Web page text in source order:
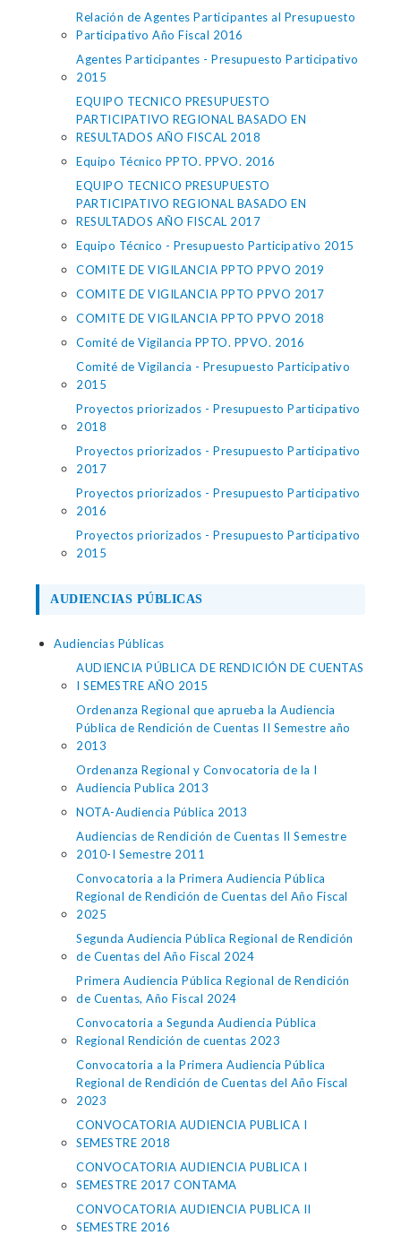
Relación de Agentes Participantes al Presupuesto
Participativo Año Fiscal 2016
Agentes Participantes - Presupuesto Participativo
2015
EQUIPO TECNICO PRESUPUESTO
PARTICIPATIVO REGIONAL BASADO EN
RESULTADOS AÑO FISCAL 2018
Equipo Técnico PPTO. PPVO. 2016
EQUIPO TECNICO PRESUPUESTO
PARTICIPATIVO REGIONAL BASADO EN
RESULTADOS AÑO FISCAL 2017
Equipo Técnico - Presupuesto Participativo 2015
COMITE DE VIGILANCIA PPTO PPVO 2019
COMITE DE VIGILANCIA PPTO PPVO 2017
COMITE DE VIGILANCIA PPTO PPVO 2018
Comité de Vigilancia PPTO. PPVO. 2016
Comité de Vigilancia - Presupuesto Participativo
2015
Proyectos priorizados - Presupuesto Participativo
2018
Proyectos priorizados - Presupuesto Participativo
2017
Proyectos priorizados - Presupuesto Participativo
2016
Proyectos priorizados - Presupuesto Participativo
2015
AUDIENCIAS PÚBLICAS
Audiencias Públicas
AUDIENCIA PÚBLICA DE RENDICIÓN DE CUENTAS
I SEMESTRE AÑO 2015
Ordenanza Regional que aprueba la Audiencia
Pública de Rendición de Cuentas II Semestre año
2013
Ordenanza Regional y Convocatoria de la I
Audiencia Publica 2013
NOTA-Audiencia Pública 2013
Audiencias de Rendición de Cuentas II Semestre
2010-I Semestre 2011
Convocatoria a la Primera Audiencia Pública
Regional de Rendición de Cuentas del Año Fiscal
2025
Segunda Audiencia Pública Regional de Rendición
de Cuentas del Año Fiscal 2024
Primera Audiencia Pública Regional de Rendición
de Cuentas, Año Fiscal 2024
Convocatoria a Segunda Audiencia Pública
Regional Rendición de cuentas 2023
Convocatoria a la Primera Audiencia Pública
Regional de Rendición de Cuentas del Año Fiscal
2023
CONVOCATORIA AUDIENCIA PUBLICA I
SEMESTRE 2018
CONVOCATORIA AUDIENCIA PUBLICA I
SEMESTRE 2017 CONTAMA
CONVOCATORIA AUDIENCIA PUBLICA II
SEMESTRE 2016